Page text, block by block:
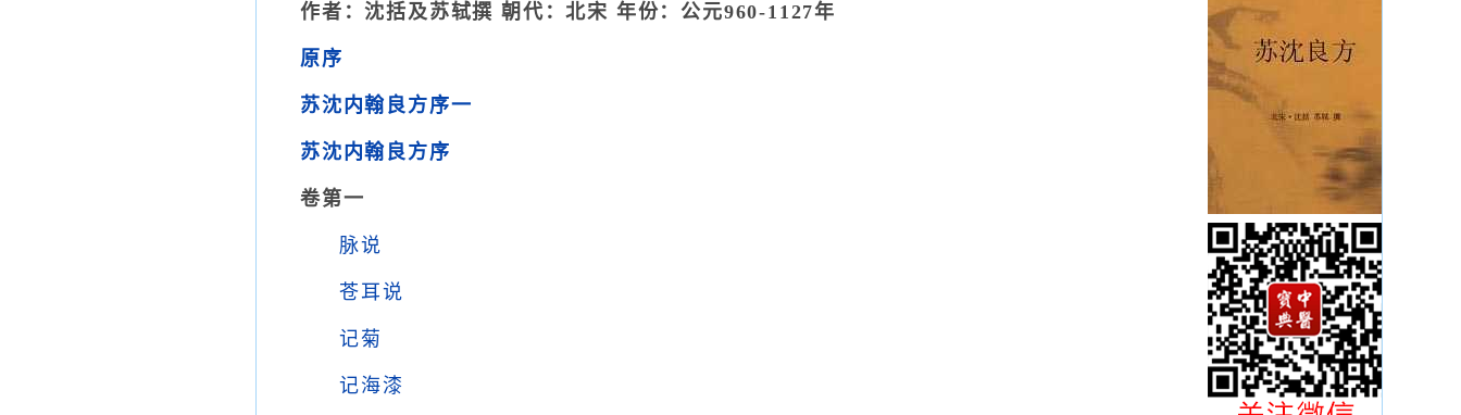
作者：沈括及苏轼撰 朝代：北宋 年份：公元960-1127年
原序
苏沈内翰良方序一
苏沈内翰良方序
卷第一
脉说
苍耳说
记菊
记海漆